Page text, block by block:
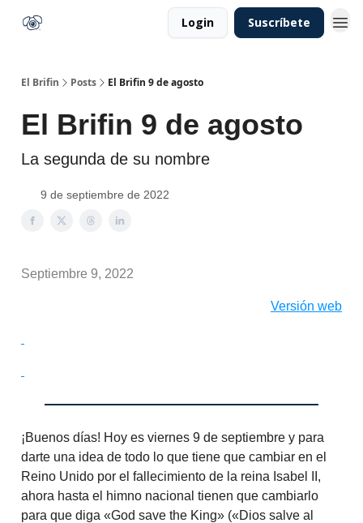
Login Suscríbete
El Brifin Posts El Brifin 9 de agosto
El Brifin 9 de agosto
La segunda de su nombre
9 de septiembre de 2022
Septiembre 9, 2022
Versión web
¡Buenos días! Hoy es viernes 9 de septiembre y para
darte una idea de todo lo que tiene que cambiar en el
Reino Unido por el fallecimiento de la reina Isabel II,
ahora hasta el himno nacional tienen que cambiarlo
para que diga «God save the King» («Dios salve al